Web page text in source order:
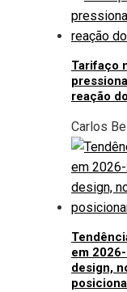
Tarifaço
reação
Carlos
em
design,